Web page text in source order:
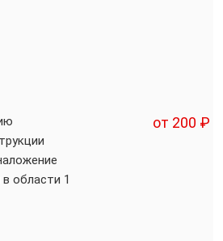
области 1
от 200 ₽